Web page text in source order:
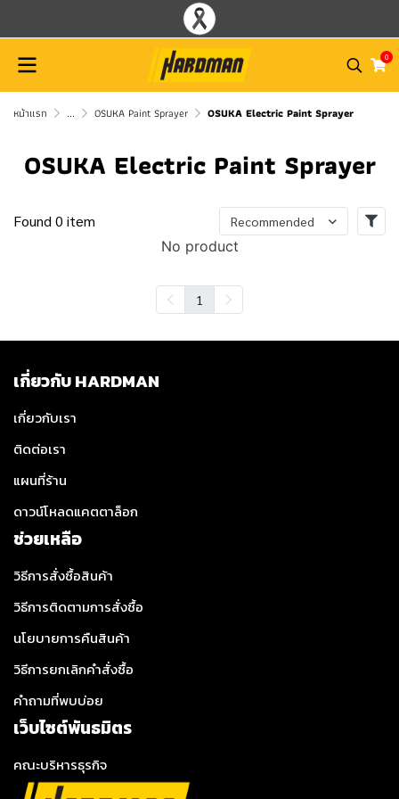
0
หน้าแรก ... OSUKA Paint Sprayer OSUKA Electric Paint Sprayer
OSUKA Electric Paint Sprayer
Found 0 item Recommended
No product
1
เกี่ยวกับ HARDMAN
เกี่ยวกับเรา
ติดต่อเรา
แผนที่ร้าน
ดาวน์โหลดแคตตาล็อก
ช่วยเหลือ
วิธีการสั่งซื้อสินค้า
วิธีการติดตามการสั่งซื้อ
นโยบายการคืนสินค้า
วิธีการยกเลิกคำสั่งซื้อ
คำถามที่พบบ่อย
เว็บไซต์พันธมิตร
คณะบริหารธุรกิจ